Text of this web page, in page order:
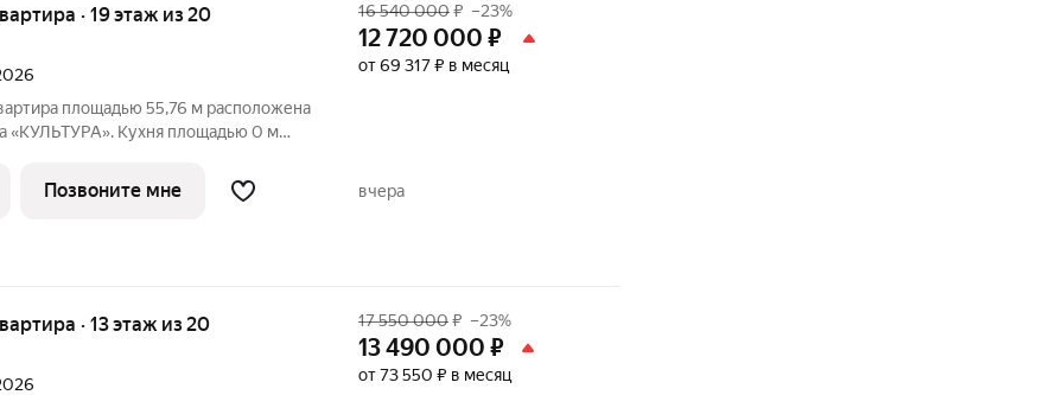
· 19 этаж из 20
площадью 55,76 м расположена
«КУЛЬТУРА». Кухня площадью 0 м
м обеспечивают комфортное
16 540 000₽ –23%
12 720 000 ₽
от 69 317 ₽ в месяц
Позвоните мне вчера
· 13 этаж из 20 17 550 000₽ –23%
13 490 000 ₽
от 73 550 ₽ в месяц